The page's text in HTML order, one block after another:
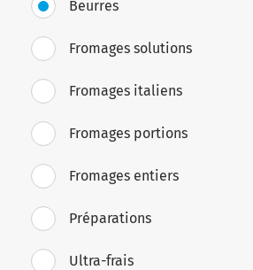
Beurres
Fromages solutions
Fromages italiens
Fromages portions
Fromages entiers
Préparations
Ultra-frais